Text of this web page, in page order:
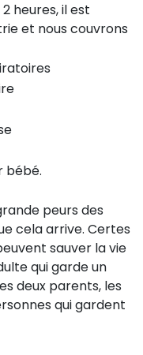
heures, il est
et nous couvrons
bébé.
peurs des
cela arrive. Certes
sauver la vie
qui garde un
deux parents, les
qui gardent